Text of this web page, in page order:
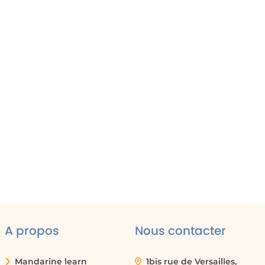
A propos
Mandarine learn
Nous contacter
1bis rue de Versailles,